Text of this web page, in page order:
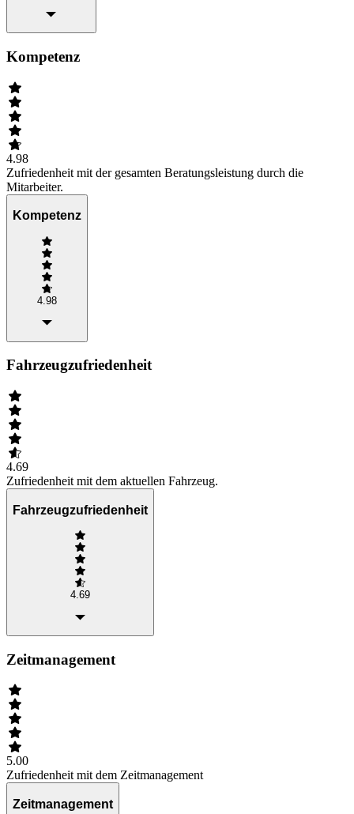
Kompetenz
4.98
Zufriedenheit mit der gesamten Beratungsleistung durch die
Mitarbeiter.
Kompetenz
4.98
Fahrzeugzufriedenheit
4.69
Zufriedenheit mit dem aktuellen Fahrzeug.
Fahrzeugzufriedenheit
4.69
Zeitmanagement
5.00
Zufriedenheit mit dem Zeitmanagement
Zeitmanagement